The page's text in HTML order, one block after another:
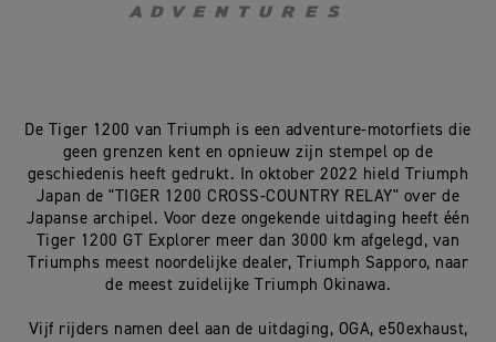
De Tiger 1200 van Triumph is een adventure-motorfiets die
geen grenzen kent en opnieuw zijn stempel op de
geschiedenis heeft gedrukt. In oktober 2022 hield Triumph
Japan de "TIGER 1200 CROSS-COUNTRY RELAY" over de
Japanse archipel. Voor deze ongekende uitdaging heeft één
Tiger 1200 GT Explorer meer dan 3000 km afgelegd, van
Triumphs meest noordelijke dealer, Triumph Sapporo, naar
de meest zuidelijke Triumph Okinawa.
Vijf rijders namen deel aan de uitdaging, OGA, e50exhaust,